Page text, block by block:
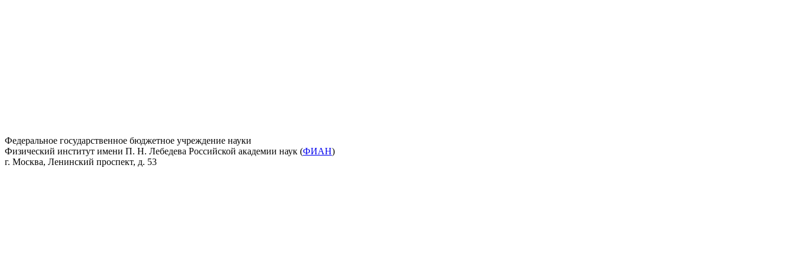
Федеральное государственное бюджетное учреждение науки
Физический институт имени П. Н. Лебедева Российской академии наук (ФИАН)
г. Москва, Ленинский проспект, д. 53